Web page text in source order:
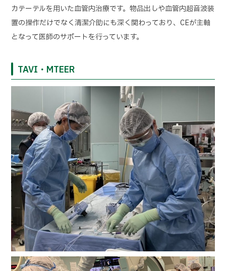
カテーテルを用いた血管内治療です。物品出しや血管内超音波装
置の操作だけでなく清潔介助にも深く関わっており、CEが主軸
となって医師のサポートを行っています。
TAVI・MTEER